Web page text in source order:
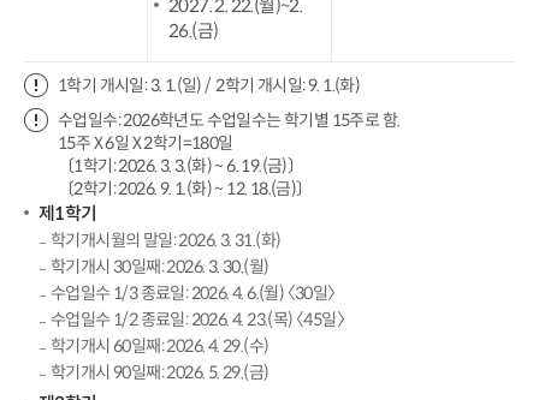
2027. 2. 22.(월)~2.
26.(금)
1학기 개시일: 3. 1.(일) / 2학기 개시일: 9. 1.(화)
수업일수: 2026학년도 수업일수는 학기별 15주로 함.
15주 X 6일 X 2학기=180일
〔1학기: 2026. 3. 3.(화) ~ 6. 19.(금)〕
〔2학기: 2026. 9. 1.(화) ~ 12. 18.(금)〕
제1학기
학기개시월의 말일: 2026. 3. 31.(화)
학기개시 30일째: 2026. 3. 30.(월)
수업일수 1/3 종료일: 2026. 4. 6.(월) 〈30일〉
수업일수 1/2 종료일: 2026. 4. 23.(목) 〈45일〉
학기개시 60일째: 2026. 4. 29.(수)
학기개시 90일째: 2026. 5. 29.(금)